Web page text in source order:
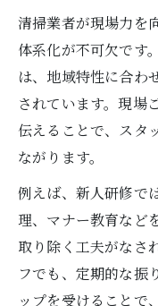
清掃業者が現場力を
体系化が不可欠です
は、地域特性に合わ
されています。現場
伝えることで、スタ
ながります。
例えば、新人研修で
理、マナー教育など
取り除く工夫がなさ
フでも、定期的な振
ップを受けることで